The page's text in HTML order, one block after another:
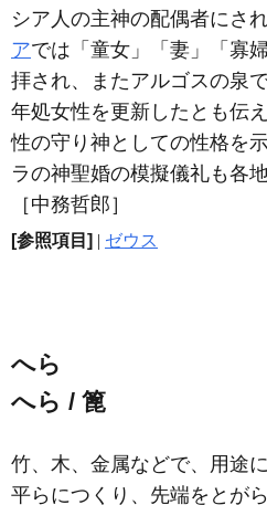
シア人の主神の配偶者にさ
アでは「童女」「妻」「寡
拝され、またアルゴスの泉
年処女性を更新したとも伝
性の守り神としての性格を
ラの神聖婚の模擬儀礼も各
［中務哲郎］
[参照項目] | ゼウス
へら
へら / 篦
竹、木、金属などで、用途
平らにつくり、先端をとが